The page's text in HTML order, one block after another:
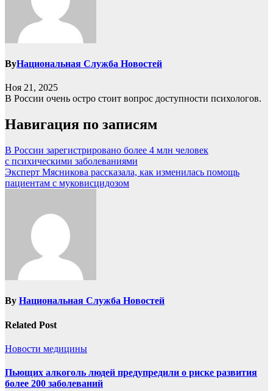
ByНациональная Служба Новостей
Ноя 21, 2025
В России очень остро стоит вопрос доступности психологов.
Навигация по записям
В России зарегистрировано более 4 млн человек
с психическими заболеваниями
Эксперт Мясникова рассказала, как изменилась помощь
пациентам с муковисцидозом
By Национальная Служба Новостей
Related Post
Новости медицины
Пьющих алкоголь людей предупредили о риске развития
более 200 заболеваний